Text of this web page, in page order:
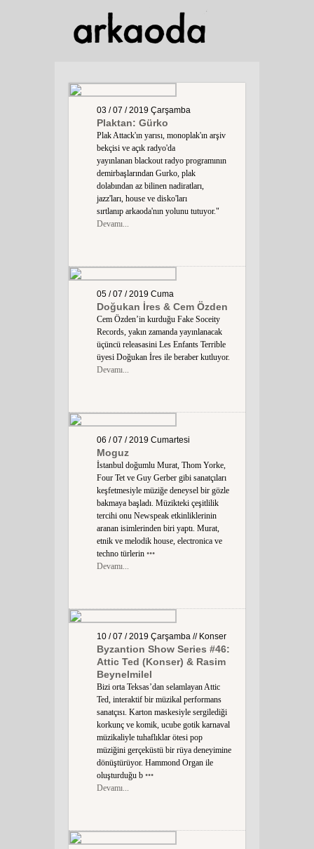
03 / 07 / 2019 Çarşamba
Plaktan: Gürko
Plak Attack'ın yarısı, monoplak'ın arşiv
bekçisi ve açık radyo'da
yayınlanan blackout radyo programının
demirbaşlarından Gurko, plak
dolabından az bilinen nadiratları,
jazz'ları, house ve disko'ları
sırtlanıp arkaoda'nın yolunu tutuyor."
Devamı...
05 / 07 / 2019 Cuma
Doğukan İres & Cem Özden
Cem Özden’in kurduğu Fake Soceity
Records, yakın zamanda yayınlanacak
üçüncü releasasini Les Enfants Terrible
üyesi Doğukan İres ile beraber kutluyor.
Devamı...
06 / 07 / 2019 Cumartesi
Moguz
İstanbul doğumlu Murat, Thom Yorke,
Four Tet ve Guy Gerber gibi sanatçıları
keşfetmesiyle müziğe deneysel bir gözle
bakmaya başladı. Müzikteki çeşitlilik
tercihi onu Newspeak etkinliklerinin
aranan isimlerinden biri yaptı. Murat,
etnik ve melodik house, electronica ve
techno türlerin •••
Devamı...
10 / 07 / 2019 Çarşamba // Konser
Byzantion Show Series #46:
Attic Ted (Konser) & Rasim
Beynelmilel
Bizi orta Teksas’dan selamlayan Attic
Ted, interaktif bir müzikal performans
sanatçısı. Karton maskesiyle sergilediği
korkunç ve komik, ucube gotik karnaval
müzikaliyle tuhaflıklar ötesi pop
müziğini gerçeküstü bir rüya deneyimine
dönüştürüyor. Hammond Organ ile
oluşturduğu b •••
Devamı...